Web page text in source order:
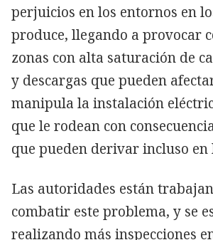
perjuicios en los entornos en
produce, llegando a provocar
zonas con alta saturación de
y descargas que pueden
manipula la instalación
que le rodean con
que pueden derivar incluso en
Las autoridades están
combatir este problema, y se
realizando más inspecciones